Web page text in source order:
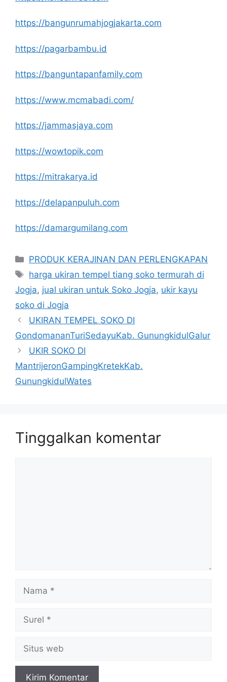
https://bangunrumahjogjakarta.com
https://pagarbambu.id
https://banguntapanfamily.com
https://www.mcmabadi.com/
https://jammasjaya.com
https://wowtopik.com
https://mitrakarya.id
https://delapanpuluh.com
https://damargumilang.com
Kategori
PRODUK KERAJINAN DAN PERLENGKAPAN
Tag
harga ukiran tempel tiang soko termurah di
Jogja, jual ukiran untuk Soko Jogja, ukir kayu
soko di Jogja
UKIRAN TEMPEL SOKO DI
GondomananTuriSedayuKab. GunungkidulGalur
UKIR SOKO DI
MantrijeronGampingKretekKab.
GunungkidulWates
Tinggalkan komentar
Nama
Surel
Situs
web